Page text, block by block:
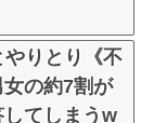
やりとり《不
の約7割が
してしまうw